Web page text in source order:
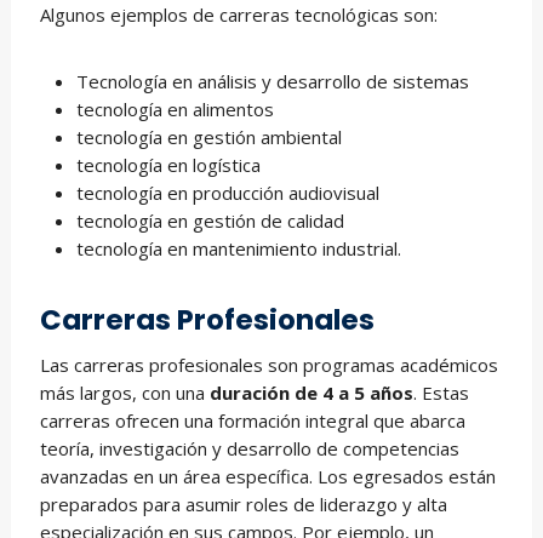
Algunos ejemplos de carreras tecnológicas son:
Tecnología en análisis y desarrollo de sistemas
tecnología en alimentos
tecnología en gestión ambiental
tecnología en logística
tecnología en producción audiovisual
tecnología en gestión de calidad
tecnología en mantenimiento industrial.
Carreras Profesionales
Las carreras profesionales son programas académicos
más largos, con una duración de 4 a 5 años. Estas
carreras ofrecen una formación integral que abarca
teoría, investigación y desarrollo de competencias
avanzadas en un área específica. Los egresados están
preparados para asumir roles de liderazgo y alta
especialización en sus campos. Por ejemplo, un